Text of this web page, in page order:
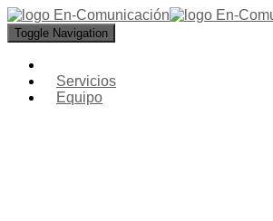
Toggle Navigation
Servicios
Equipo